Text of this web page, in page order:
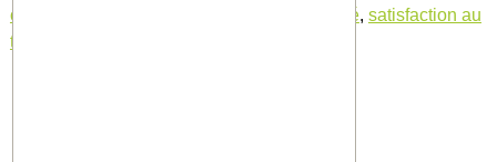
objectifs
productivité, satisfaction au
travail